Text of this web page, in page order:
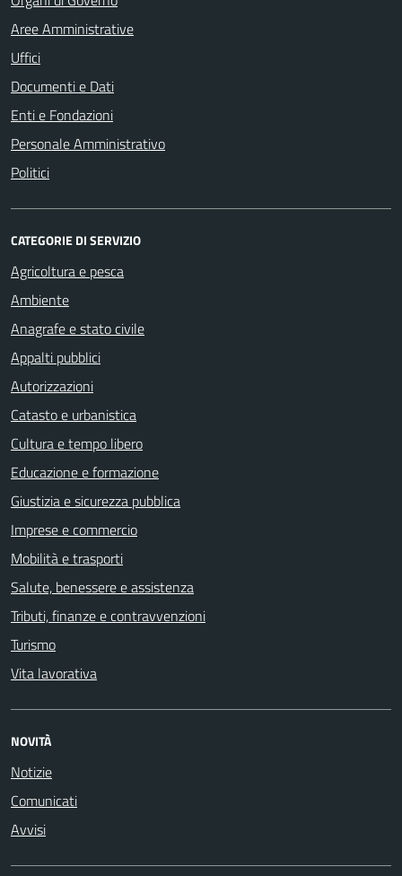
Aree Amministrative
Uffici
Documenti e Dati
Enti e Fondazioni
Personale Amministrativo
Politici
CATEGORIE DI SERVIZIO
Agricoltura e pesca
Ambiente
Anagrafe e stato civile
Appalti pubblici
Autorizzazioni
Catasto e urbanistica
Cultura e tempo libero
Educazione e formazione
Giustizia e sicurezza pubblica
Imprese e commercio
Mobilità e trasporti
Salute, benessere e assistenza
Tributi, finanze e contravvenzioni
Turismo
Vita lavorativa
NOVITÀ
Notizie
Comunicati
Avvisi